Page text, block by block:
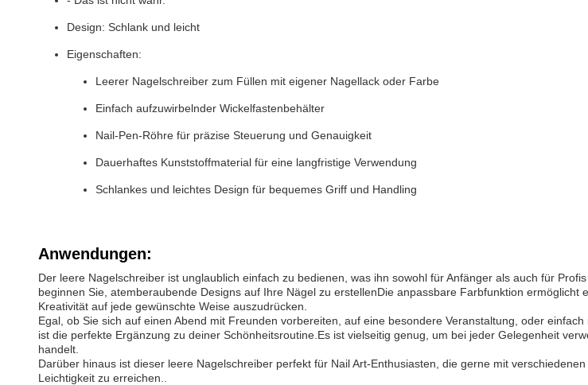
Design: Schlank und leicht
Eigenschaften:
Leerer Nagelschreiber zum Füllen mit eigener Nagellack oder Farbe
Einfach aufzuwirbelnder Wickelfastenbehälter
Nail-Pen-Röhre für präzise Steuerung und Genauigkeit
Dauerhaftes Kunststoffmaterial für eine langfristige Verwendung
Schlankes und leichtes Design für bequemes Griff und Handling
Anwendungen:
Der leere Nagelschreiber ist unglaublich einfach zu bedienen, was ihn sowohl für Anfänger als auch für
beginnen Sie, atemberaubende Designs auf Ihre Nägel zu erstellenDie anpassbare Farbfunktion
Kreativität auf jede gewünschte Weise auszudrücken.
Egal, ob Sie sich auf einen Abend mit Freunden vorbereiten, auf eine besondere Veranstaltung, oder
ist die perfekte Ergänzung zu deiner Schönheitsroutine.Es ist vielseitig genug, um bei jeder Gelegenheit
handelt.
Darüber hinaus ist dieser leere Nagelschreiber perfekt für Nail Art-Enthusiasten, die gerne mit
Leichtigkeit zu erreichen..